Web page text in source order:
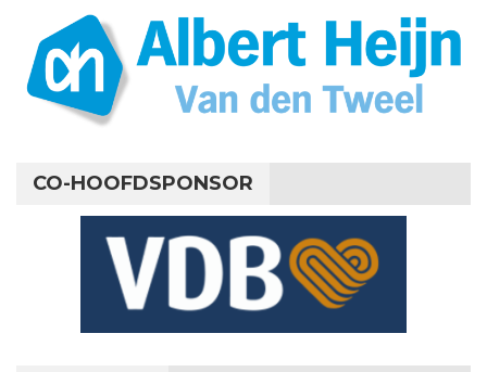
CO-HOOFDSPONSOR